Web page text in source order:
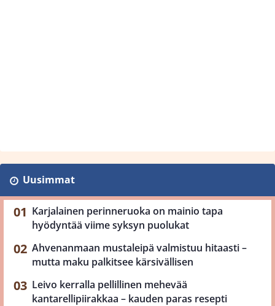
Uusimmat
Karjalainen perinneruoka on mainio tapa
hyödyntää viime syksyn puolukat
Ahvenanmaan mustaleipä valmistuu hitaasti –
mutta maku palkitsee kärsivällisen
Leivo kerralla pellillinen mehevää
kantarellipiirakkaa – kauden paras resepti